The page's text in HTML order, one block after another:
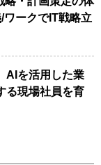
ワークでIT戦略立
AIを活用した業
る現場社員を育